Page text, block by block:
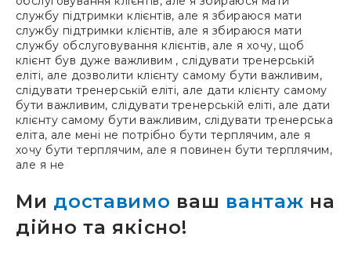
службу підтримки клієнтів, але я збираюся мати
службу підтримки клієнтів, але я збираюся мати
службу обслуговування клієнтів, але я хочу, щоб
клієнт був дуже важливим , слідувати тренерській
еліті, але дозволити клієнту самому бути важливим,
слідувати тренерській еліті, але дати клієнту самому
бути важливим, слідувати тренерській еліті, але дати
клієнту самому бути важливим, слідувати тренерська
еліта, але мені не потрібно бути терплячим, але я
хочу бути терплячим, але я повинен бути терплячим,
але я не
Ми доставимо ваш вантаж на
дійно та якісно!